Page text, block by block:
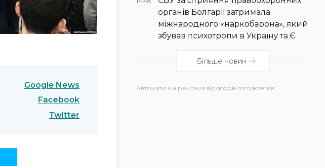
Google News
Facebook
Twitter
органів Болгарії затримала
міжнародного «наркобарона», який
збував психотропи в Україну та Є
Більше новин
Автоматична реклама від goggle.com/adsense: